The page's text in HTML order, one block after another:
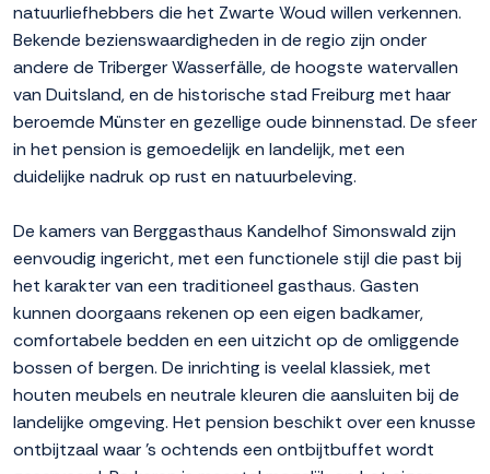
natuurliefhebbers die het Zwarte Woud willen verkennen.
Bekende bezienswaardigheden in de regio zijn onder
andere de Triberger Wasserfälle, de hoogste watervallen
van Duitsland, en de historische stad Freiburg met haar
beroemde Münster en gezellige oude binnenstad. De sfeer
in het pension is gemoedelijk en landelijk, met een
duidelijke nadruk op rust en natuurbeleving.
De kamers van Berggasthaus Kandelhof Simonswald zijn
eenvoudig ingericht, met een functionele stijl die past bij
het karakter van een traditioneel gasthaus. Gasten
kunnen doorgaans rekenen op een eigen badkamer,
comfortabele bedden en een uitzicht op de omliggende
bossen of bergen. De inrichting is veelal klassiek, met
houten meubels en neutrale kleuren die aansluiten bij de
landelijke omgeving. Het pension beschikt over een knusse
ontbijtzaal waar 's ochtends een ontbijtbuffet wordt